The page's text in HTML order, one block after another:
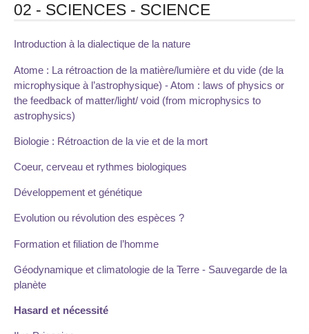
02 - SCIENCES - SCIENCE
Introduction à la dialectique de la nature
Atome : La rétroaction de la matière/lumière et du vide (de la
microphysique à l’astrophysique) - Atom : laws of physics or
the feedback of matter/light/ void (from microphysics to
astrophysics)
Biologie : Rétroaction de la vie et de la mort
Coeur, cerveau et rythmes biologiques
Développement et génétique
Evolution ou révolution des espèces ?
Formation et filiation de l’homme
Géodynamique et climatologie de la Terre - Sauvegarde de la
planète
Hasard et nécessité